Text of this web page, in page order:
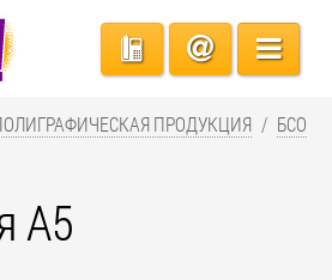
ПРОДУКЦИЯ
БСО
А5